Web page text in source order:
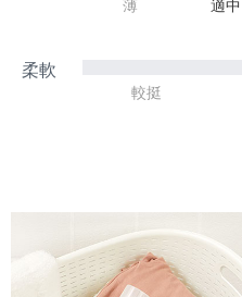
薄 適中
較挺